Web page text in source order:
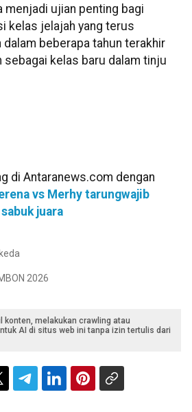
menjadi ujian penting bagi
kelas jelajah yang terus
beberapa tahun terakhir
sebagai kelas baru dalam tinju
di Antaranews.com dengan
vs Merhy tarungwajib
juara
2026
konten, melakukan crawling atau
AI di situs web ini tanpa izin tertulis dari